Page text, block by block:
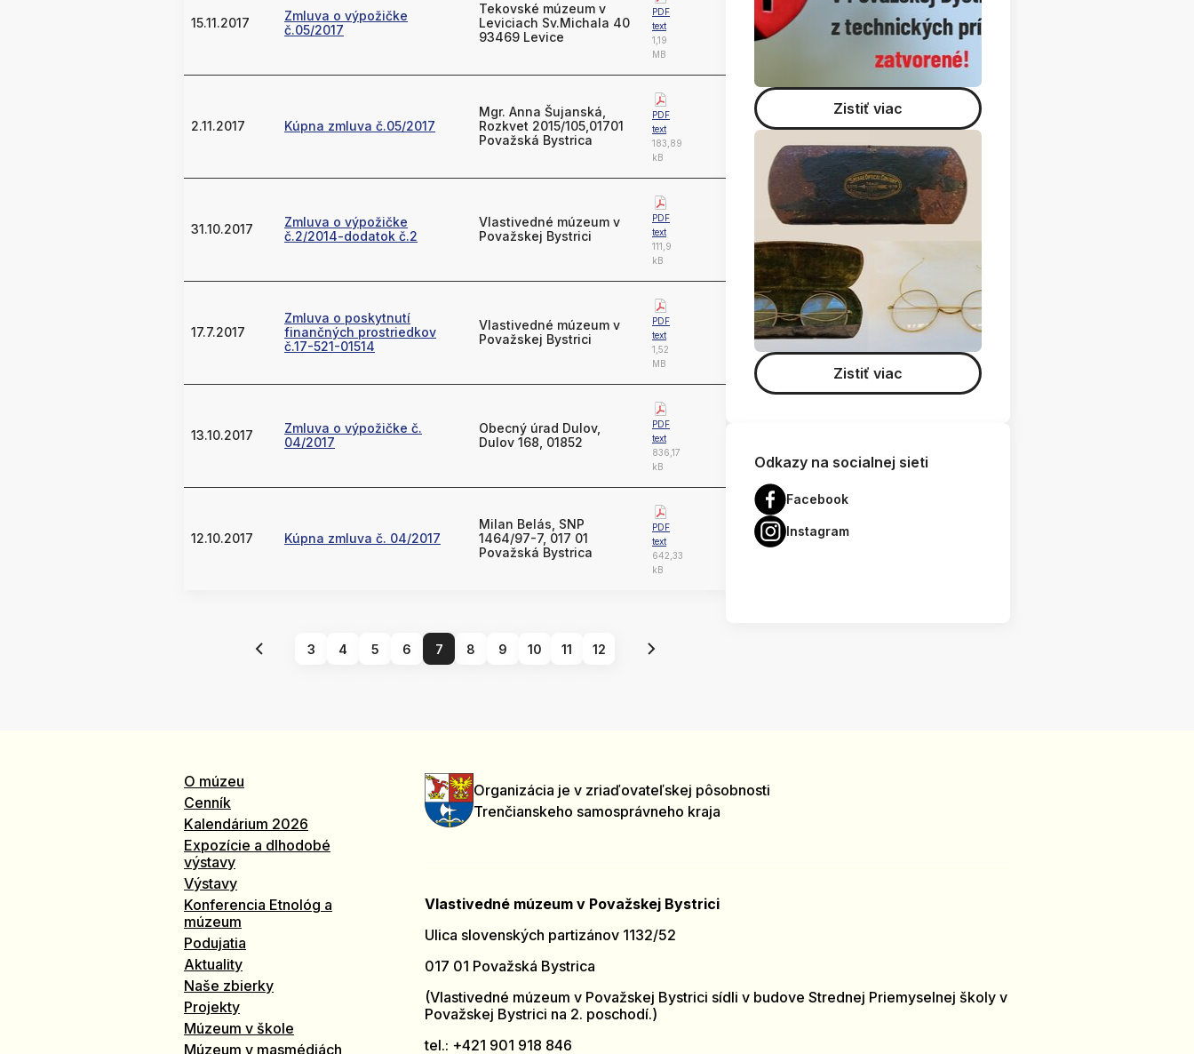
15.11.2017
Zmluva o výpožičke
č.05/2017
Tekovské múzeum v
Leviciach Sv.Michala 40
93469 Levice
PDF
text
1,19
MB
2.11.2017 Kúpna zmluva č.05/2017
Mgr. Anna Šujanská,
Rozkvet 2015/105,01701
Považská Bystrica
PDF
text
183,89
kB
31.10.2017
Zmluva o výpožičke
č.2/2014-dodatok č.2
Vlastivedné múzeum v
Považskej Bystrici
PDF
text
111,9
kB
17.7.2017
Zmluva o poskytnutí
finančných prostriedkov
č.17-521-01514
Vlastivedné múzeum v
Považskej Bystrici
PDF
text
1,52
MB
13.10.2017
Zmluva o výpožičke č.
04/2017
Obecný úrad Dulov,
Dulov 168, 01852
PDF
text
836,17
kB
12.10.2017 Kúpna zmluva č. 04/2017
Milan Belás, SNP
1464/97-7, 017 01
Považská Bystrica
PDF
text
642,33
kB
3 4 5 6 7 8 9 10 11 12
Zistiť viac
Zistiť viac
Odkazy na socialnej sieti
Facebook
Instagram
O múzeu
Cenník
Kalendárium 2026
Expozície a dlhodobé
výstavy
Výstavy
Konferencia Etnológ a
múzeum
Podujatia
Aktuality
Naše zbierky
Projekty
Múzeum v škole
Múzeum v masmédiách
Organizácia je v zriaďovateľskej pôsobnosti
Trenčianskeho samosprávneho kraja
Vlastivedné múzeum v Považskej Bystrici
Ulica slovenských partizánov 1132/52
017 01 Považská Bystrica
(Vlastivedné múzeum v Považskej Bystrici sídli v budove Strednej Priemyselnej školy v
Považskej Bystrici na 2. poschodí.)
tel.: +421 901 918 846